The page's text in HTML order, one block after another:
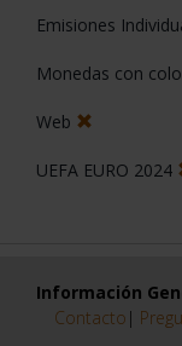
Emisiones
Monedas con
Web
UEFA EURO 2024
Información
Contacto |